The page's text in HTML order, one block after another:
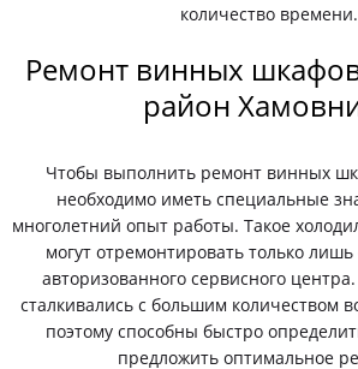
количество времени.
Ремонт винных
район
Чтобы выполнить ремонт винных
необходимо иметь специальные
многолетний опыт работы. Такое
могут отремонтировать только
авторизованного сервисного
сталкивались с большим количеством
поэтому способны быстро
предложить оптимальное